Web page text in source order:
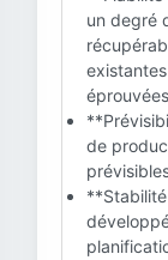
un degré
de